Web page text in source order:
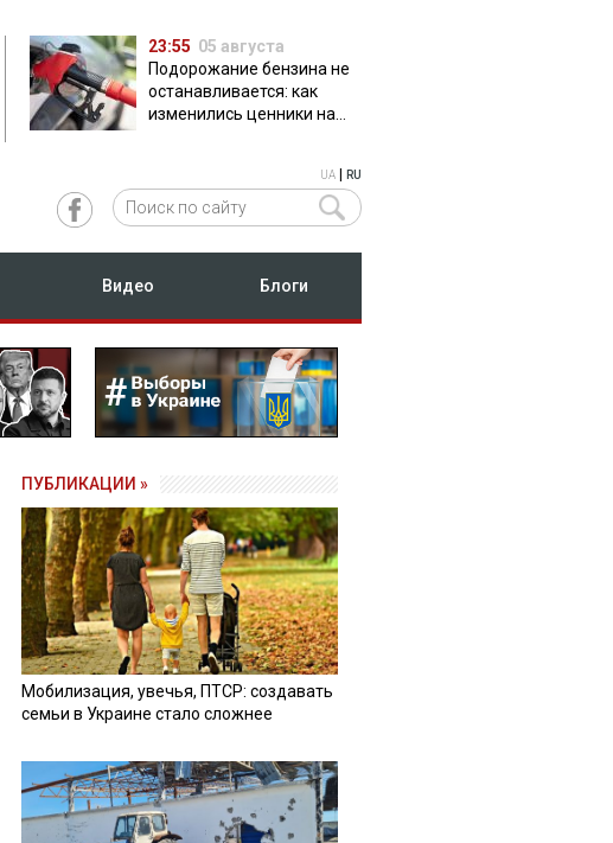
23:55 05 августа
Подорожание бензина не
останавливается: как
изменились ценники на
UA RU
Видео Блоги
ПУБЛИКАЦИИ »
Мобилизация, увечья, ПТСР: создавать
семьи в Украине стало сложнее